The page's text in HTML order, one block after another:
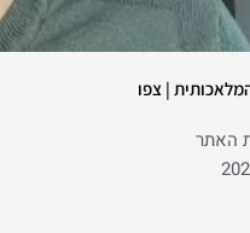
| צפו
האתר